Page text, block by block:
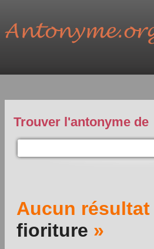
Trouver l'antonyme de
Aucun résultat
fioriture »